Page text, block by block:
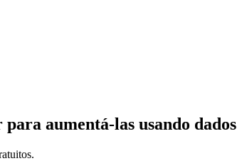
aumentá-las usando dados